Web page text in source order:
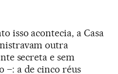
isso acontecia, a Casa
outra
secreta e sem
–: a de cinco réus